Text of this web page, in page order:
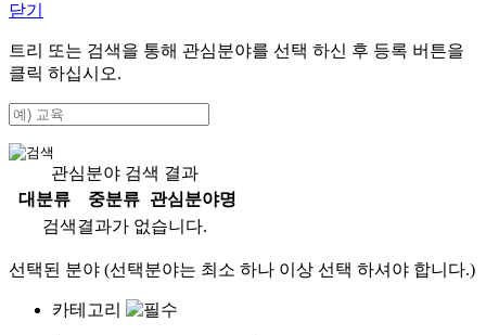
닫기
트리 또는 검색을 통해 관심분야를 선택 하신 후 등록 버튼을
클릭 하십시오.
관심분야 검색 결과
대분류
중분류
관심분야명
검색결과가 없습니다.
선택된 분야 (선택분야는 최소 하나 이상 선택 하셔야 합니다.)
카테고리